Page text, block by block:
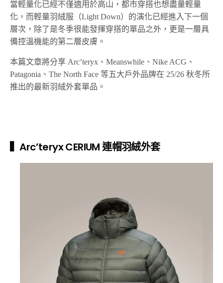
當輕量化已經不僅適用於高山，都市穿搭也想盡量輕量
化，而輕量羽絨服（Light Down）的演化已經進入下一個
層次，除了是冬季很能發揮穿搭的單品之外，更是一層具
備控溫機能的第二層皮膚。
本篇文章將分享 Arc’teryx、Meanswhile、Nike ACG、
Patagonia、The North Face 等五大戶外品牌在 25/26 秋冬所
推出的最新羽絨外套單品。
▍Arc’teryx CERIUM 連帽羽絨外套